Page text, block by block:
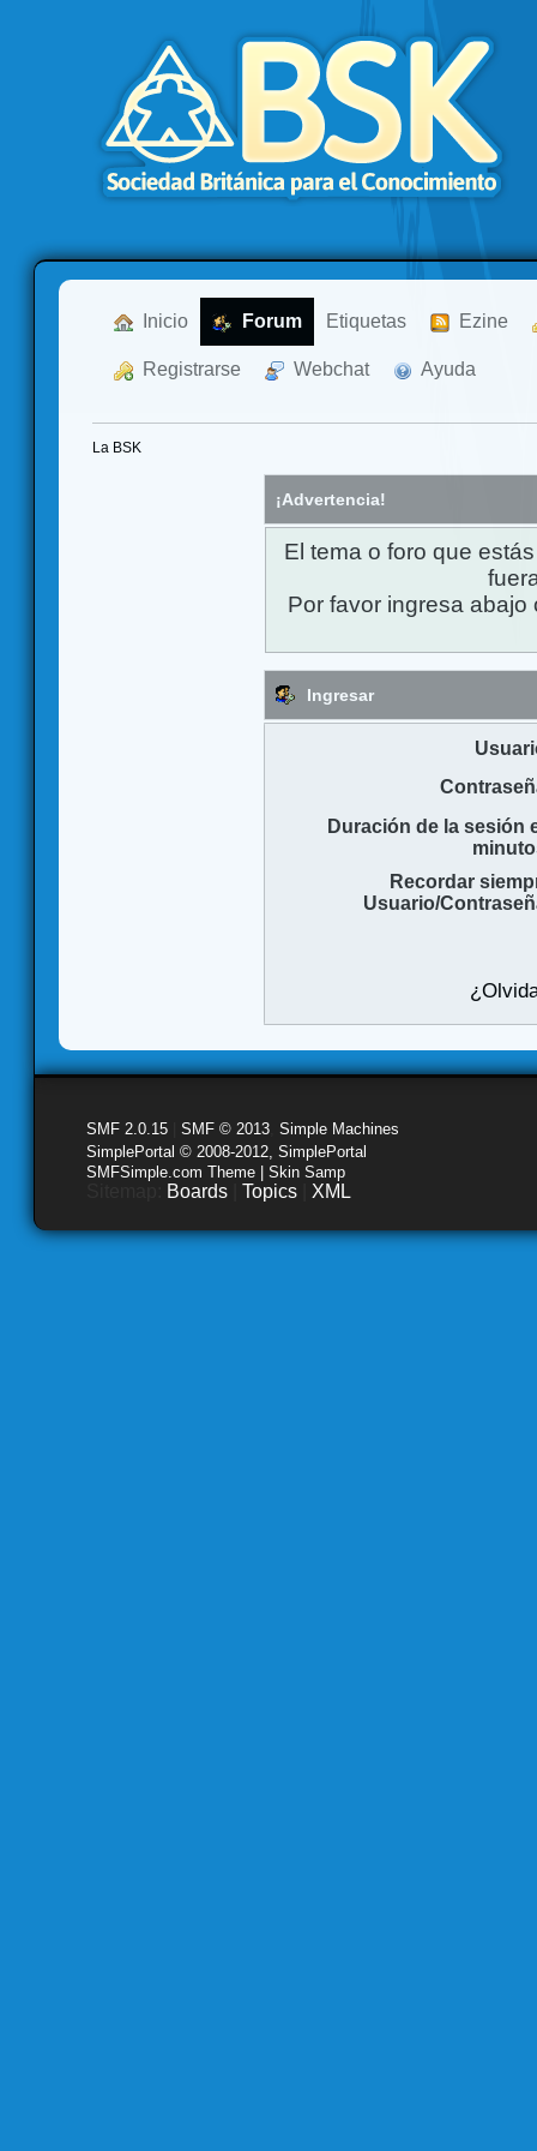
Inicio Forum Etiquetas Ezine
Registrarse Webchat Ayuda
La BSK
¡Advertencia!
El tema o foro que
Por favor ingresa
Ingresar
Duración de la sesión
Recordar
Usuario/
SMF 2.0.15 SMF © 2013 Simple Machines
SimplePortal © 2008-2012, SimplePortal
SMFSimple.com Theme | Skin Samp
Boards Topics XML